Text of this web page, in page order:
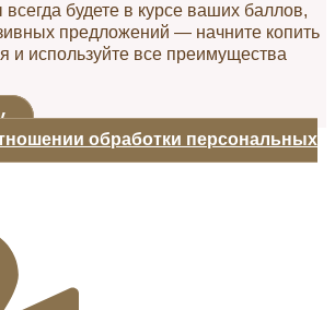
всегда будете в курсе ваших баллов,
предложений — начните копить
и используйте все преимущества
обработки персональных